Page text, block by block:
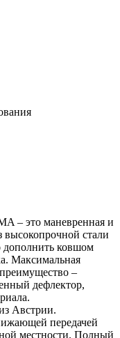
– это маневренная и
стали
дополнить ковшом
Максимальная
–
дефлектор,
Австрии.
передачей
местности. Полный